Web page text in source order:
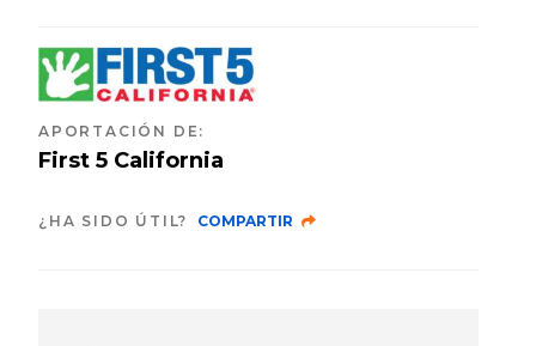
APORTACIÓN DE:
First 5 California
¿HA SIDO ÚTIL? COMPARTIR